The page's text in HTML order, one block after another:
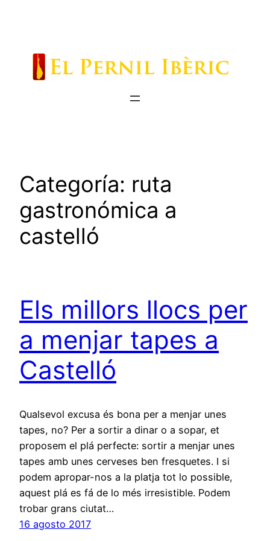
Categoría: ruta
gastronómica a
castelló
Els millors llocs per
a menjar tapes a
Castelló
Qualsevol excusa és bona per a menjar unes
tapes, no? Per a sortir a dinar o a sopar, et
proposem el plá perfecte: sortir a menjar unes
tapes amb unes cerveses ben fresquetes. I si
podem apropar-nos a la platja tot lo possible,
aquest plá es fá de lo més irresistible. Podem
trobar grans ciutat…
16 agosto 2017